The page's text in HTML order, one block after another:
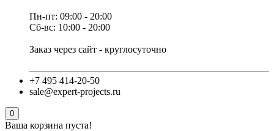
Пн-пт: 09:00 - 20:00
Сб-вс: 10:00 - 20:00
Заказ через сайт - круглосуточно
+7 495 414-20-50
sale@expert-projects.ru
0
Ваша корзина пуста!